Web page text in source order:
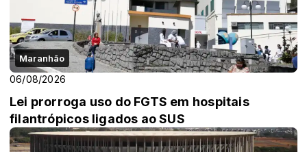
Maranhão
06/08/2026
Lei prorroga uso do FGTS em hospitais
filantrópicos ligados ao SUS